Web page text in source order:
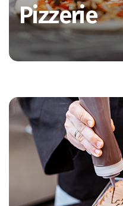
Pizzerie